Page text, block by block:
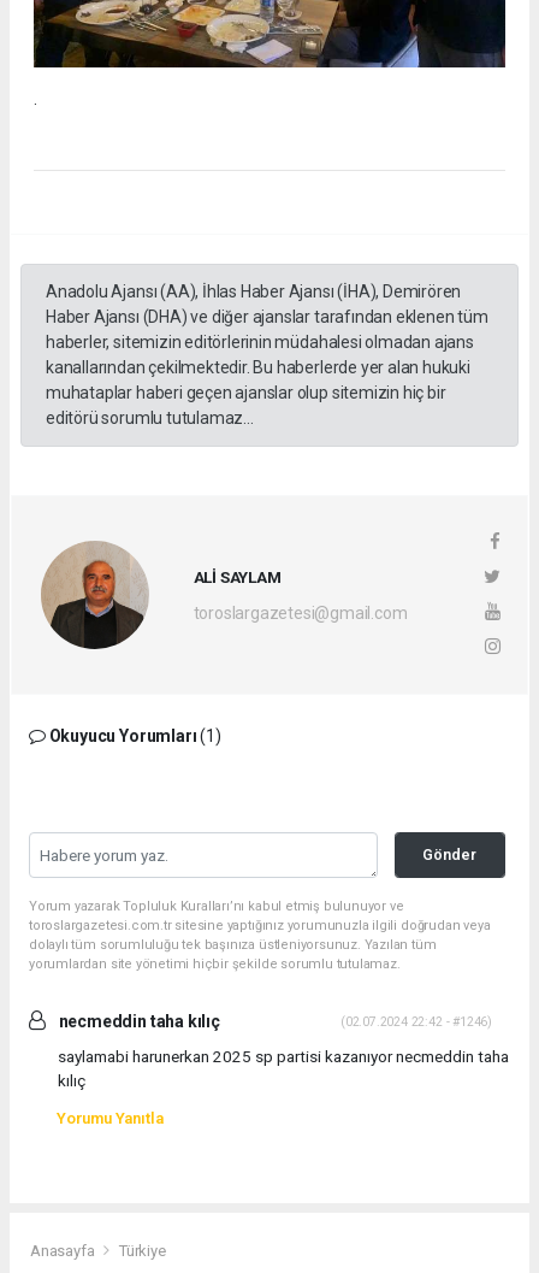
.
Anadolu Ajansı (AA), İhlas Haber Ajansı (İHA), Demirören
Haber Ajansı (DHA) ve diğer ajanslar tarafından eklenen tüm
haberler, sitemizin editörlerinin müdahalesi olmadan ajans
kanallarından çekilmektedir. Bu haberlerde yer alan hukuki
muhataplar haberi geçen ajanslar olup sitemizin hiç bir
editörü sorumlu tutulamaz...
ALİ SAYLAM
toroslargazetesi@gmail.com
Okuyucu Yorumları(1)
Gönder
Yorum yazarak Topluluk Kuralları’nı kabul etmiş bulunuyor ve
toroslargazetesi.com.tr sitesine yaptığınız yorumunuzla ilgili doğrudan veya
dolaylı tüm sorumluluğu tek başınıza üstleniyorsunuz. Yazılan tüm
yorumlardan site yönetimi hiçbir şekilde sorumlu tutulamaz.
necmeddin taha kılıç (02.07.2024 22:42 - #1246)
saylamabi harunerkan 2025 sp partisi kazanıyor necmeddin taha
kılıç
Yorumu Yanıtla
Anasayfa Türkiye